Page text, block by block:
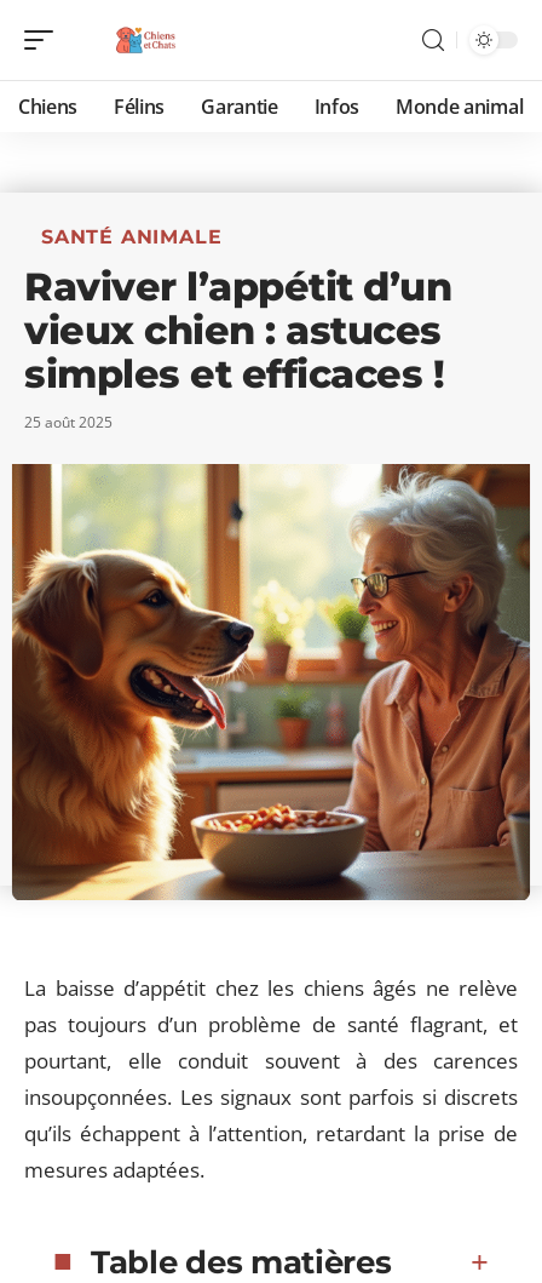
Chiens Félins Garantie Infos Monde animal
SANTÉ ANIMALE
Raviver l’appétit d’un
vieux chien : astuces
simples et efficaces !
25 août 2025
La baisse d’appétit chez les chiens âgés ne relève
pas toujours d’un problème de santé flagrant, et
pourtant, elle conduit souvent à des carences
insoupçonnées. Les signaux sont parfois si discrets
qu’ils échappent à l’attention, retardant la prise de
mesures adaptées.
Table des matières